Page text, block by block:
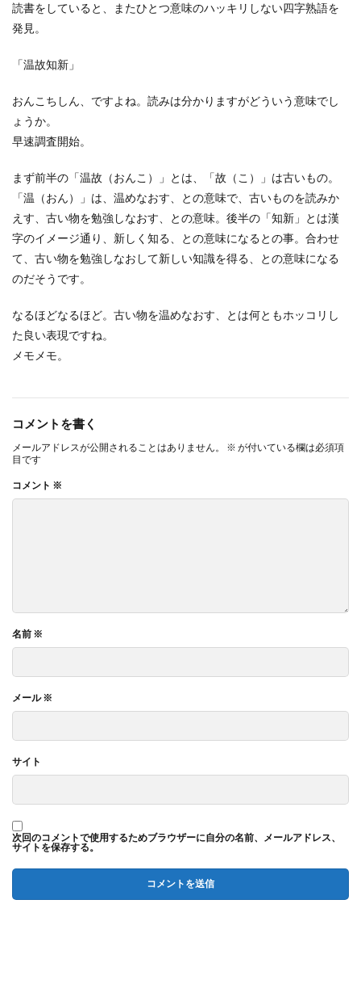
読書をしていると、またひとつ意味のハッキリしない四字熟語を
発見。
「温故知新」
おんこちしん、ですよね。読みは分かりますがどういう意味でし
ょうか。
早速調査開始。
まず前半の「温故（おんこ）」とは、「故（こ）」は古いもの。
「温（おん）」は、温めなおす、との意味で、古いものを読みか
えす、古い物を勉強しなおす、との意味。後半の「知新」とは漢
字のイメージ通り、新しく知る、との意味になるとの事。合わせ
て、古い物を勉強しなおして新しい知識を得る、との意味になる
のだそうです。
なるほどなるほど。古い物を温めなおす、とは何ともホッコリし
た良い表現ですね。
メモメモ。
コメントを書く
メールアドレスが公開されることはありません。 ※ が付いている欄は必須項
目です
コメント ※
名前 ※
メール※
サイト
次回のコメントで使用するためブラウザーに自分の名前、メールアドレス、
サイトを保存する。